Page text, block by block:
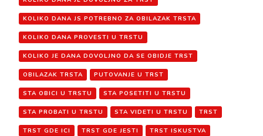
KOLIKO DANA JS POTREBNO ZA OBILAZAK TRSTA
KOLIKO DANA PROVESTI U TRSTU
KOLIKO JE DANA DOVOLJNO DA SE OBIDJE TRST
OBILAZAK TRSTA PUTOVANJE U TRST
STA OBICI U TRSTU STA POSETITI U TRSTU
STA PROBATI U TRSTU STA VIDETI U TRSTU TRST
TRST GDE ICI TRST GDE JESTI TRST ISKUSTVA